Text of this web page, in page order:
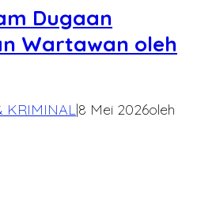
Dugaan
Wartawan oleh
KRIMINAL|8 Mei 2026oleh